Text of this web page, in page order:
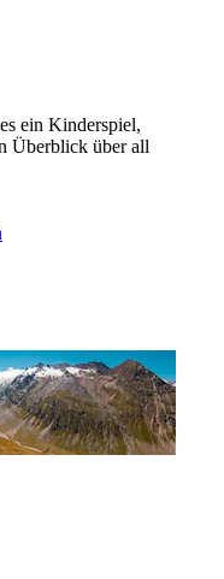
ein Kinderspiel,
Überblick über all